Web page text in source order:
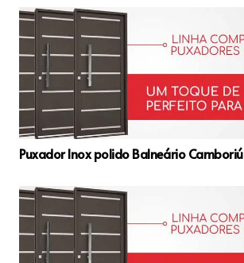
Puxador Inox polido Balneário Camboriú